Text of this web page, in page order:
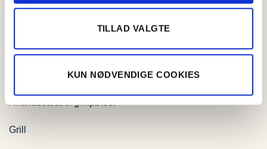
TILLAD VALGTE
KUN NØDVENDIGE COOKIES
Ananassalat til grillpølser
Grill